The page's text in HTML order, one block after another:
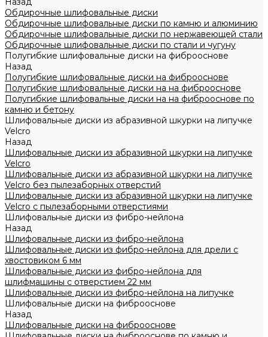
Обдирочные шлифовальные диски
Обдирочные шлифовальные диски по камню и алюминию
Обдирочные шлифовальные диски по нержавеющей стали
Обдирочные шлифовальные диски по стали и чугуну
Полугибкие шлифовальные диски на фиброоснове
Назад
Полугибкие шлифовальные диски на фиброоснове
Полугибкие шлифовальные диски на на фиброоснове
Полугибкие шлифовальные диски на на фиброоснове по
камню и бетону
Шлифовальные диски из абразивной шкурки на липучке
Velcro
Назад
Шлифовальные диски из абразивной шкурки на липучке
Velcro
Шлифовальные диски из абразивной шкурки на липучке
Velcro без пылезаборных отверстий
Шлифовальные диски из абразивной шкурки на липучке
Velcro с пылезаборными отверстиями
Шлифовальные диски из фибро-нейлона
Назад
Шлифовальные диски из фибро-нейлона
Шлифовальные диски из фибро-нейлона для дрели с
хвостовиком 6 мм
Шлифовальные диски из фибро-нейлона для
шлифмашины с отверстием 22 мм
Шлифовальные диски из фибро-нейлона на липучке
Шлифовальные диски на фиброоснове
Назад
Шлифовальные диски на фиброоснове